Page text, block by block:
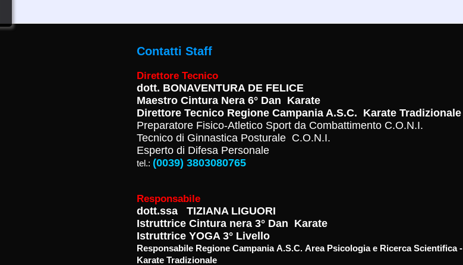
Contatti Staff
Direttore Tecnico
dott. BONAVENTURA DE FELICE
Maestro Cintura Nera 6° Dan Karate
Direttore Tecnico Regione Campania A.S.C. Karate Tradizionale
Preparatore Fisico-Atletico Sport da Combattimento C.O.N.I.
Tecnico di Ginnastica Posturale C.O.N.I.
Esperto di Difesa Personale
tel.: (0039) 3803080765
Responsabile
dott.ssa TIZIANA LIGUORI
Istruttrice Cintura nera 3° Dan Karate
Istruttrice YOGA 3° Livello
Responsabile Regione Campania A.S.C. Area Psicologia e Ricerca Scientifica -
Karate Tradizionale